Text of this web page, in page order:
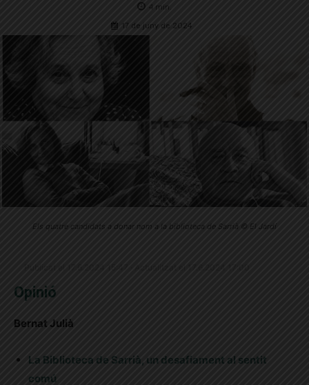
4 min.
17 de juny de 2024
Els quatre candidats a donar nom a la biblioteca de Sarrià © El Jardí
Opinió
Bernat Julià
La Biblioteca de Sarrià, un desafiament al sentit
comú